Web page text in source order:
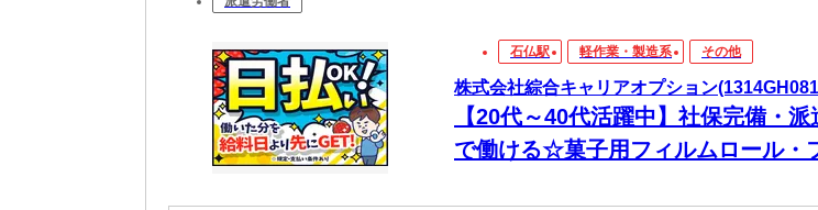
石仏駅 軽作業・製造系 その他
株式会社綜合キャリアオプション
【20代～40代活躍中】社保完備・
で働ける☆菓子用フィルムロール・